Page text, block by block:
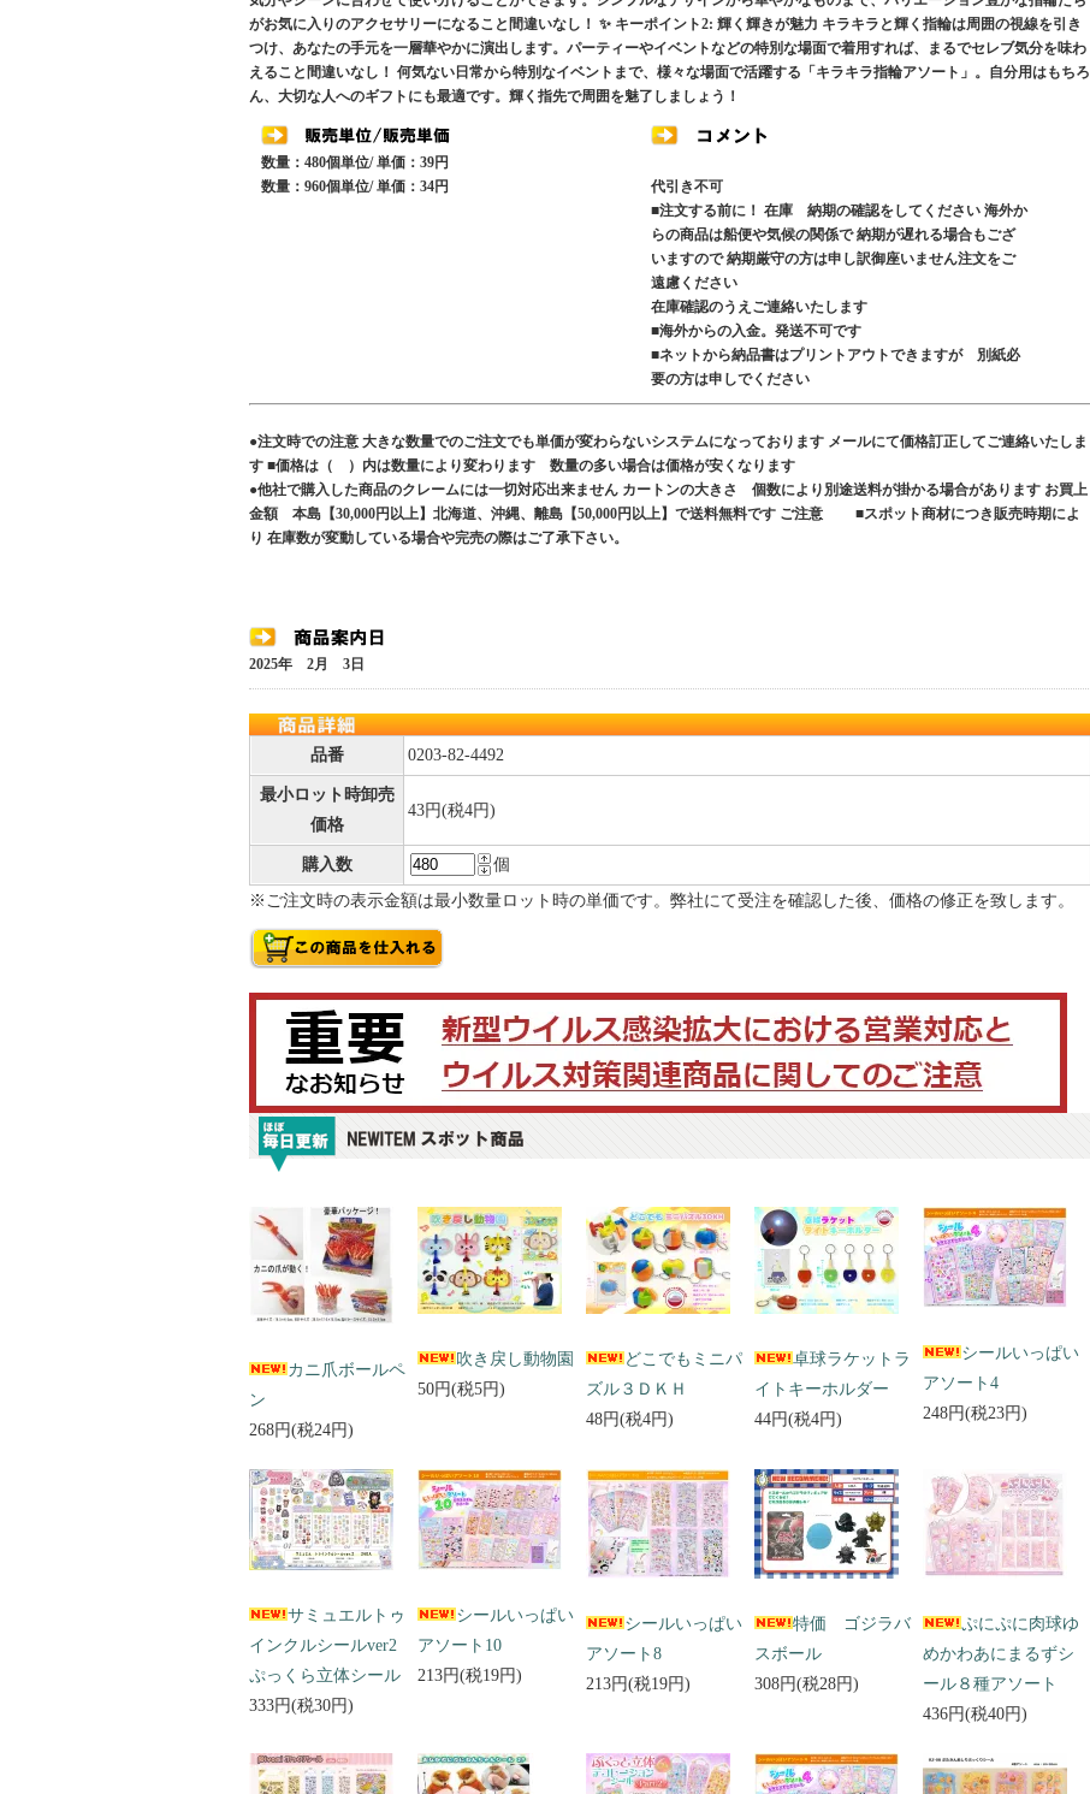
がお気に入りのアクセサリーになること間違いなし！ ✨ キーポイント2: 輝く輝きが魅力 キラキラと輝く指輪は周囲の視線を引き
つけ、あなたの手元を一層華やかに演出します。パーティーやイベントなどの特別な場面で着用すれば、まるでセレブ気分を味わ
えること間違いなし！ 何気ない日常から特別なイベントまで、様々な場面で活躍する「キラキラ指輪アソート」。自分用はもちろ
ん、大切な人へのギフトにも最適です。輝く指先で周囲を魅了しましょう！
数量：480個単位/ 単価：39円
数量：960個単位/ 単価：34円
代引き不可
■注文する前に！ 在庫 納期の確認をしてください 海外か
らの商品は船便や気候の関係で 納期が遅れる場合もござ
いますので 納期厳守の方は申し訳御座いません注文をご
遠慮ください
在庫確認のうえご連絡いたします
■海外からの入金。発送不可です
■ネットから納品書はプリントアウトできますが 別紙必
要の方は申しでください
●注文時での注意 大きな数量でのご注文でも単価が変わらないシステムになっております メールにて価格訂正してご連絡いたしま
す ■価格は（ ）内は数量により変わります 数量の多い場合は価格が安くなります
●他社で購入した商品のクレームには一切対応出来ません カートンの大きさ 個数により別途送料が掛かる場合があります お買上
金額 本島【30,000円以上】北海道、沖縄、離島【50,000円以上】で送料無料です ご注意 ■スポット商材につき販売時期によ
り 在庫数が変動している場合や完売の際はご了承下さい。
2025年 2月 3日
品番 0203-82-4492
最小ロット時卸売
価格
43円(税4円)
購入数
個
※ご注文時の表示金額は最小数量ロット時の単価です。弊社にて受注を確認した後、価格の修正を致します。
カニ爪ボールペ
ン
268円(税24円)
吹き戻し動物園
50円(税5円)
どこでもミニパ
ズル３ＤＫＨ
48円(税4円)
卓球ラケットラ
イトキーホルダー
44円(税4円)
シールいっぱい
アソート4
248円(税23円)
サミュエルトゥ
インクルシールver2
ぷっくら立体シール
333円(税30円)
シールいっぱい
アソート10
213円(税19円)
シールいっぱい
アソート8
213円(税19円)
特価 ゴジラバ
スボール
308円(税28円)
ぷにぷに肉球ゆ
めかわあにまるずシ
ール８種アソート
436円(税40円)